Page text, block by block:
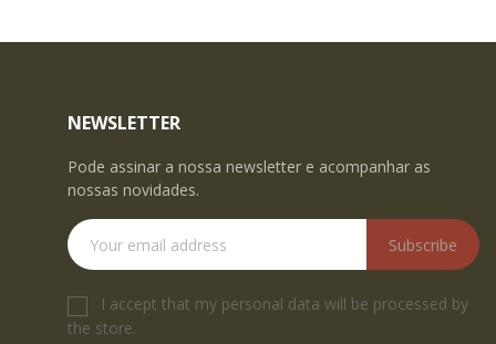
NEWSLETTER
Pode assinar a nossa newsletter e acompanhar as
nossas novidades.
Subscribe
I accept that my personal data will be processed by
the store.